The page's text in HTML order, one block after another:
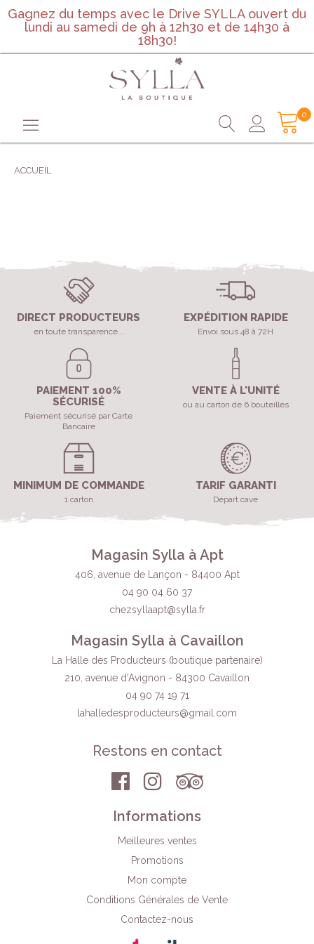
Gagnez du temps avec le Drive SYLLA ouvert du
lundi au samedi de 9h à 12h30 et de 14h30 à
18h30!
0
ACCUEIL
DIRECT PRODUCTEURS
en toute transparence...
EXPÉDITION RAPIDE
Envoi sous 48 à 72H
PAIEMENT 100%
SÉCURISÉ
Paiement sécurisé par Carte
Bancaire
VENTE À L'UNITÉ
ou au carton de 6 bouteilles
MINIMUM DE COMMANDE
1 carton
TARIF GARANTI
Départ cave
Magasin Sylla à Apt
406, avenue de Lançon - 84400 Apt
04 90 04 60 37
chezsyllaapt@sylla.fr
Magasin Sylla à Cavaillon
La Halle des Producteurs (boutique partenaire)
210, avenue d'Avignon - 84300 Cavaillon
04 90 74 19 71
lahalledesproducteurs@gmail.com
Restons en contact
Informations
Meilleures ventes
Promotions
Mon compte
Conditions Générales de Vente
Contactez-nous